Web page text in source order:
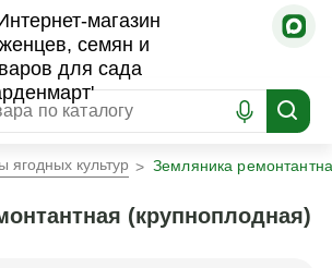
ягодных культур Земляника
(крупноплодная)